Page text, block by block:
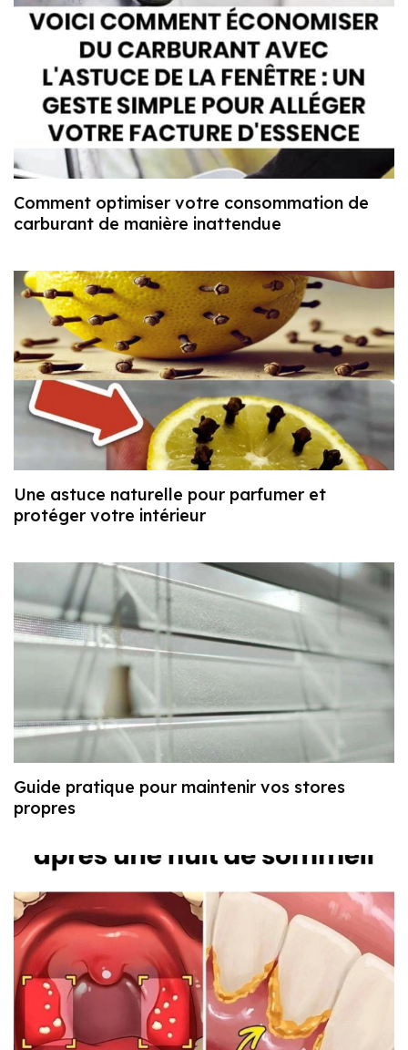
Comment optimiser votre consommation de
carburant de manière inattendue
Une astuce naturelle pour parfumer et
protéger votre intérieur
Guide pratique pour maintenir vos stores
propres